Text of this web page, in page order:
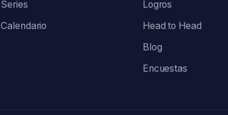
Series
Calendario
Logros
Head to Head
Blog
Encuestas